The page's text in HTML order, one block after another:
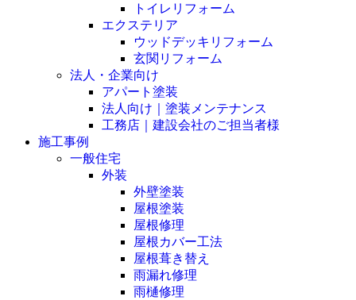
トイレリフォーム
エクステリア
ウッドデッキリフォーム
玄関リフォーム
法人・企業向け
アパート塗装
法人向け｜塗装メンテナンス
工務店｜建設会社のご担当者様
施工事例
一般住宅
外装
外壁塗装
屋根塗装
屋根修理
屋根カバー工法
屋根葺き替え
雨漏れ修理
雨樋修理